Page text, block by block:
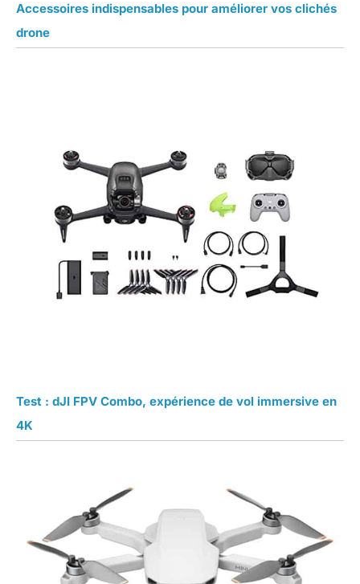
Accessoires indispensables pour améliorer vos clichés
drone
Test : dJI FPV Combo, expérience de vol immersive en
4K